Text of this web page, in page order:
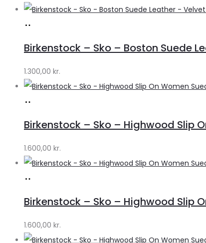
Lykke
Lykke
by
Lykke
Birkenstock – Sko – Boston Suede
1.300,00 kr.
Lykke
by
Lykke
Birkenstock – Sko – Highwood Slip
1.600,00 kr.
Lykke
by
Lykke
Birkenstock – Sko – Highwood Slip
1.600,00 kr.